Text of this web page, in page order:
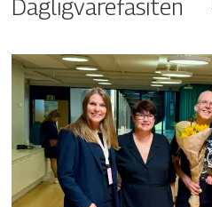
Dagligvarefasiten